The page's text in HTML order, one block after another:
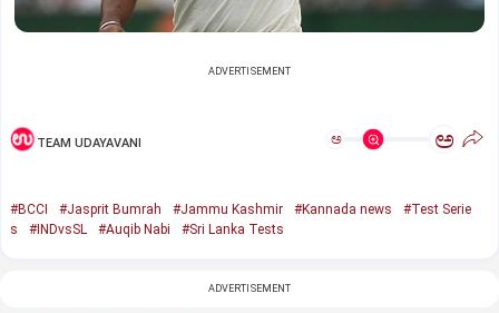
ADVERTISEMENT
TEAM UDAYAVANI ಅ ಅ
#BCCI #Jasprit Bumrah #Jammu Kashmir #Kannada news
#Test Serie
s
#INDvsSL #Auqib Nabi #Sri Lanka Tests
ADVERTISEMENT